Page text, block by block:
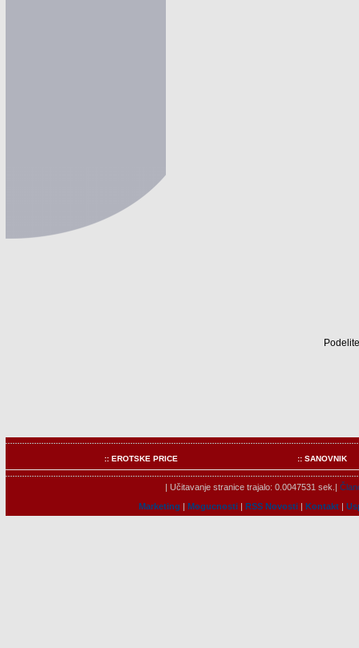
:: EROTSKE PRICE :: SANOVNIK
| Učitavanje stranice trajalo: 0.0047531 sek.|
Marketing | Mogucnosti| RSS Novosti| Kontakt|